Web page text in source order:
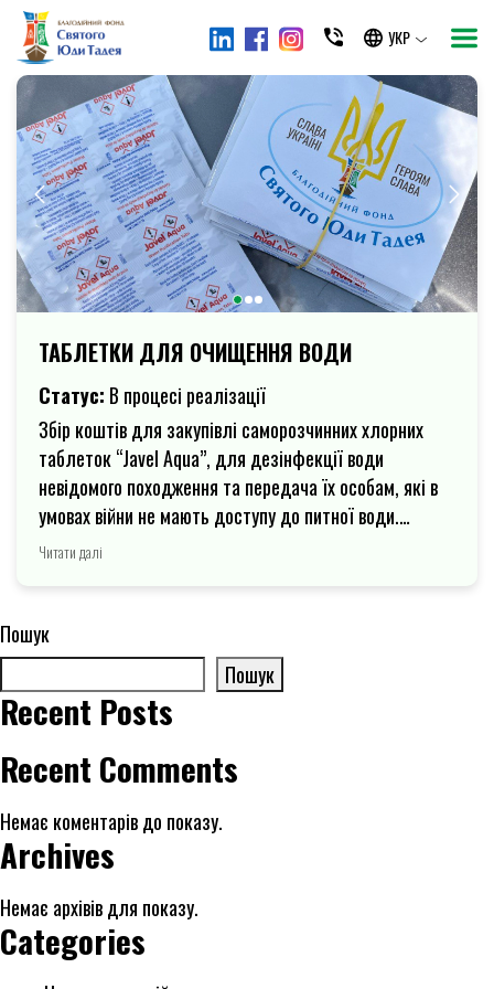
УКР
ТАБЛЕТКИ ДЛЯ ОЧИЩЕННЯ ВОДИ
Статус: В процесі реалізації
Збір коштів для закупівлі саморозчинних хлорних
таблеток “Javel Aqua”, для дезінфекції води
невідомого походження та передача їх особам, які в
умовах війни не мають доступу до питної води.
Безпека питної води в умовах воєнного стану є
Читати далі
Навігація
записів
Пошук
Пошук
Recent Posts
Recent Comments
Немає коментарів до показу.
Archives
Немає архівів для показу.
Categories